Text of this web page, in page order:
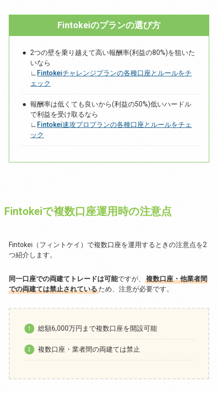
Fintokeiのプランの選び方
2つの壁を乗り越えて高い報酬率(利益の80%)を狙いた
いなら
∟ Fintokeiチャレンジプランの各種口座とルールをチ
ェック
報酬率は低くても良いから(利益の50%)低いハードル
で利益を受け取るなら
∟ Fintokei速攻プロプランの各種口座とルールをチェ
ック
Fintokeiで複数口座運用時の注意点
Fintokei（フィントケイ）で複数口座を運用するときの注意点を2
つ紹介します。
同一口座での両建てトレードは可能ですが、
複数口座・他業者間
での両建ては禁止されているため、注意が必要です。
総額6,000万円まで複数口座を開設可能
複数口座・業者間の両建ては禁止